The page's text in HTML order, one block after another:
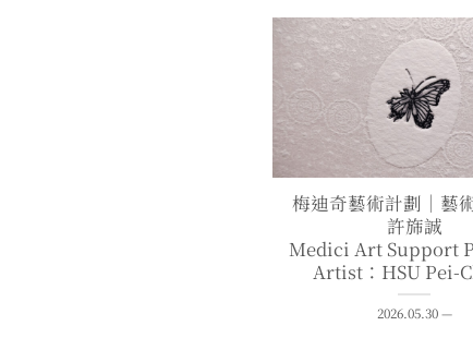
梅迪奇藝術計劃｜
許旆誠
Medici Art Support
Artist：HSU Pei-
2026.05.30 —